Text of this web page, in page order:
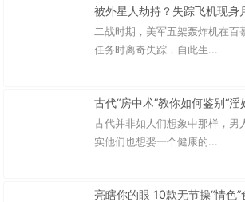
被外星人劫持？失踪飞机现身
二战时期，美军五架轰炸机在百
任务时离奇失踪，自此生...
古代“房中术”教你如何鉴别“淫
古代并非如人们想象中那样，男
实他们也想娶一个健康的...
亮瞎你的眼 10款无节操“情色”